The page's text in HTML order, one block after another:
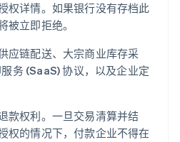
权详情。如果银行没有存档此
被立即拒绝。
应链配送、大宗商业库存采
务 (SaaS) 协议，以及企业定
款权利。一旦交易清算并结
权的情况下，付款企业不得在